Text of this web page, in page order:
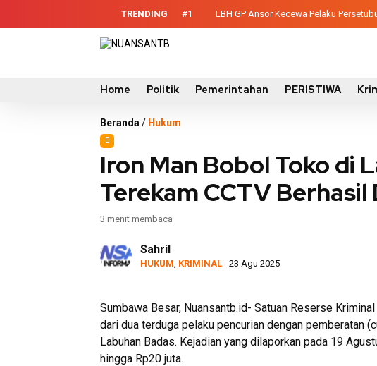
TRENDING #1 LBH GP Ansor Kecewa Pelaku
Sampah untuk Utan
Home Politik Pemerintahan PERISTIWA
Beranda / Hukum
Iron Man Bobol Toko di
Terekam CCTV Berhasil
3 menit membaca
Sahril
HUKUM KRIMINAL - 23 Agu 2025
Sumbawa Besar, Nuansantb.id- Satuan Reserse
dari dua terduga pelaku pencurian dengan pemberatan
Labuhan Badas. Kejadian yang dilaporkan pada 19
hingga Rp20 juta.